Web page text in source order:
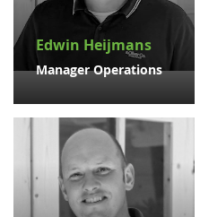
Edwin Heijmans
Manager Operations